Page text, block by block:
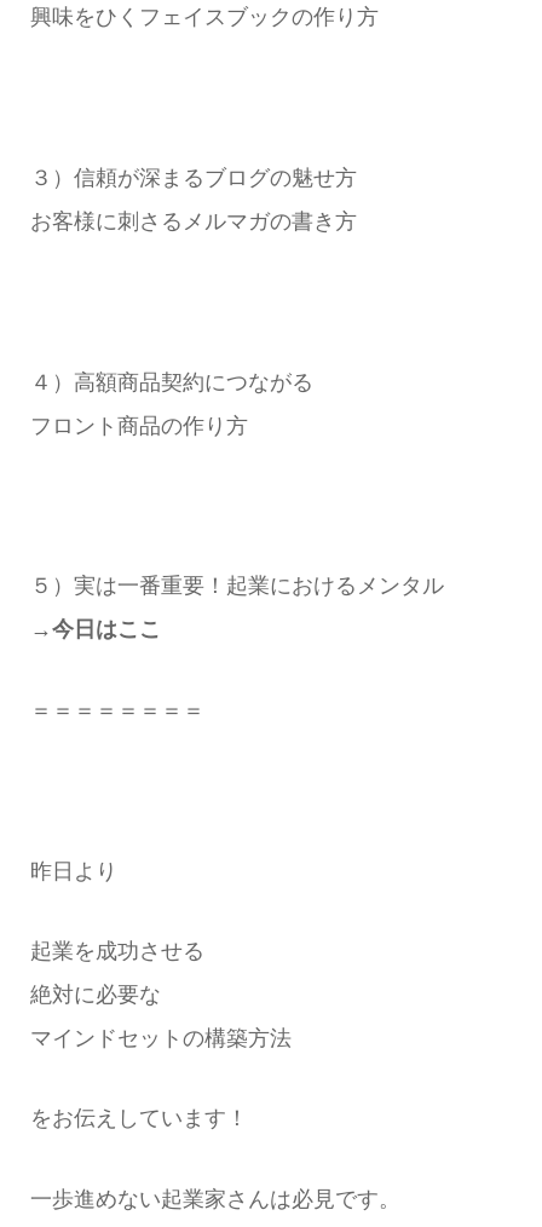
興味をひくフェイスブックの作り方
３）信頼が深まるブログの魅せ方
お客様に刺さるメルマガの書き方
４）高額商品契約につながる
フロント商品の作り方
５）実は一番重要！起業におけるメンタル
→今日はここ
＝＝＝＝＝＝＝＝
昨日より
起業を成功させる
絶対に必要な
マインドセットの構築方法
をお伝えしています！
一歩進めない起業家さんは必見です。